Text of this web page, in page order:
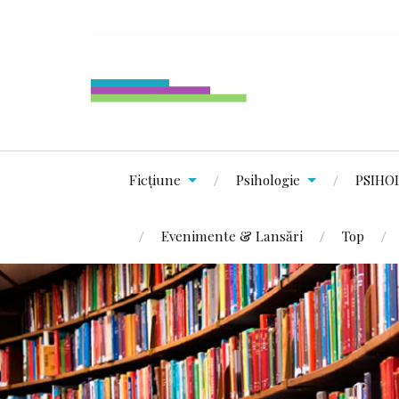
Ficțiune Psihologie
Evenimente & Lansări Top